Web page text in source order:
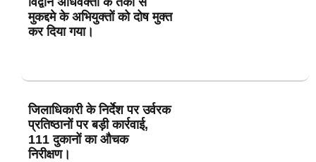
मुकद्दमे के अभियुक्तों को दोष मुक्त
कर दिया गया।
जिलाधिकारी के निर्देश पर उर्वरक
प्रतिष्ठानों पर बड़ी कार्रवाई,
111 दुकानों का औचक
निरीक्षण।